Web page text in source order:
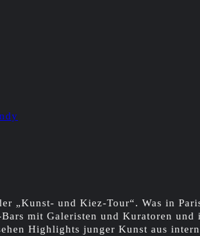
„Kunst- und Kiez-Tour“. Was in
mit Galeristen und Kuratoren
Highlights junger Kunst aus